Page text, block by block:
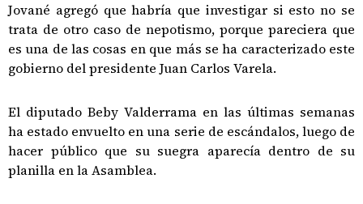
Jované agregó que habría que investigar si esto no se
trata de otro caso de nepotismo, porque pareciera que
es una de las cosas en que más se ha caracterizado este
gobierno del presidente Juan Carlos Varela.
El diputado Beby Valderrama en las últimas semanas
ha estado envuelto en una serie de escándalos, luego de
hacer público que su suegra aparecía dentro de su
planilla en la Asamblea.